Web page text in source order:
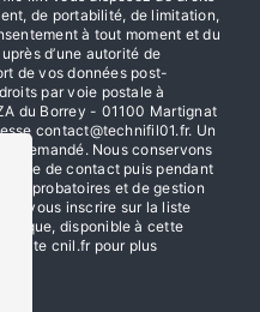
de portabilité, de limitation,
à tout moment et du
d’une autorité de
de vos données post-
par voie postale à
du Borrey - 01100 Martignat
contact@technifil01.fr. Un
demandé. Nous conservons
prise de contact puis pendant
fins probatoires et de gestion
de vous inscrire sur la liste
disponible à cette
le site cnil.fr pour plus